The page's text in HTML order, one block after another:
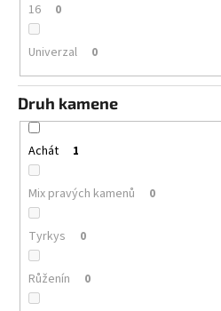
16 0
Univerzal 0
Druh kamene
Achát 1
Mix pravých kamenů 0
Tyrkys 0
Růženín 0